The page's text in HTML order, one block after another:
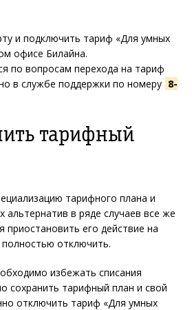
и подключить тариф «Для умных
офисе Билайна.
по вопросам перехода на тариф
в службе поддержки по номеру 8-
тарифный
тарифного плана и
альтернатив в ряде случаев все же
его действие на
отключить.
избежать списания
сохранить тарифный план и свой
отключить тариф «Для умных